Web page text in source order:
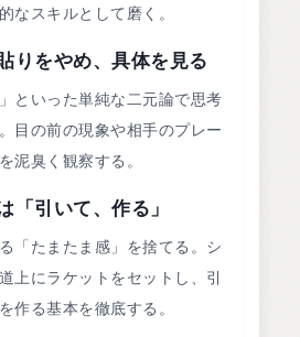
なスキルとして磨く。
りをやめ、具体を見る
」といった単純な二元論で思考
目の前の現象や相手のプレー
泥臭く観察する。
「引いて、作る」
「たまたま感」を捨てる。シ
上にラケットをセットし、引
作る基本を徹底する。